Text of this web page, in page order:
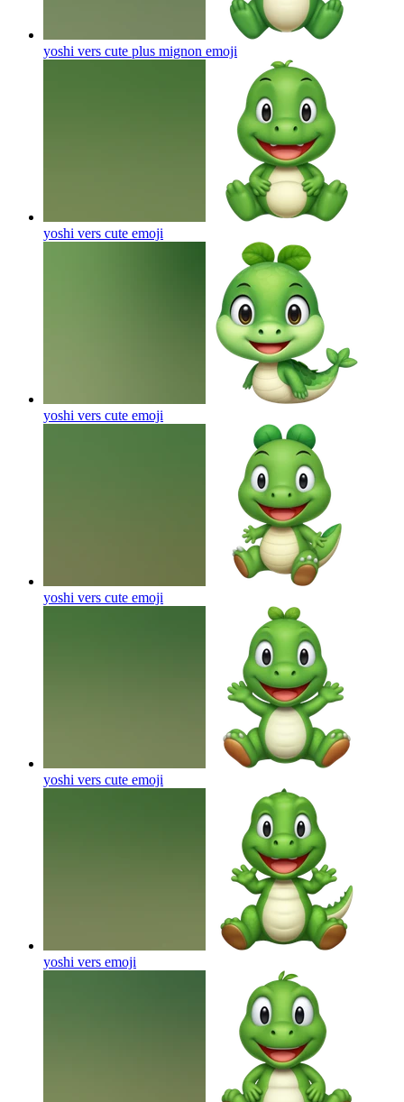
yoshi vers cute plus mignon emoji
yoshi vers cute emoji
yoshi vers cute emoji
yoshi vers cute emoji
yoshi vers cute emoji
yoshi vers emoji